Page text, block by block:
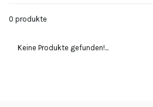
0 produkte
Keine Produkte gefunden!...